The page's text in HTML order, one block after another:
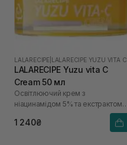
LALARECIPE LALARECIPE YUZU VITA C
LALARECIPE Yuzu vita C
Cream 50 мл
Освітлюючий крем з
ніацинамідом 5% та екстрактом
1 240₴